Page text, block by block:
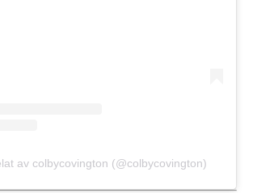
av colbycovington (@colbycovington)